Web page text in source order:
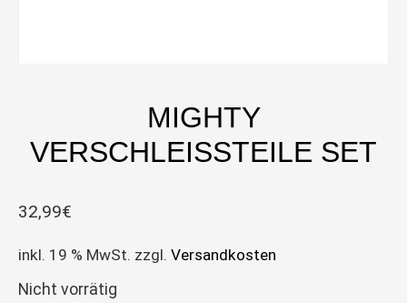
MIGHTY
VERSCHLEISSTEILE SET
32,99€
inkl. 19 % MwSt. zzgl. Versandkosten
Nicht vorrätig